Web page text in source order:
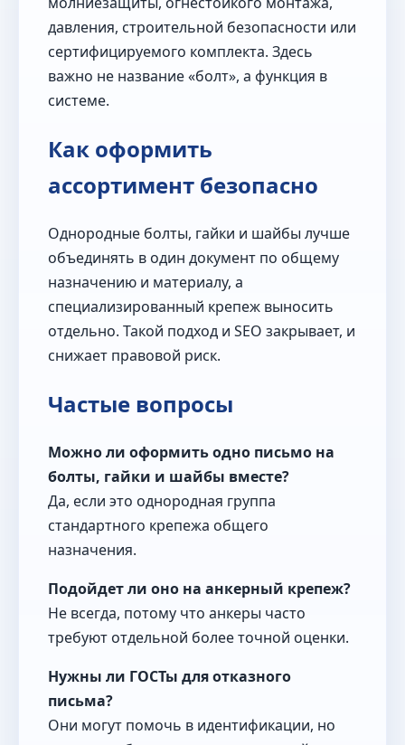
давления, строительной безопасности или
сертифицируемого комплекта. Здесь
важно не название «болт», а функция в
системе.
Как оформить
ассортимент безопасно
Однородные болты, гайки и шайбы лучше
объединять в один документ по общему
назначению и материалу, а
специализированный крепеж выносить
отдельно. Такой подход и SEO закрывает, и
снижает правовой риск.
Частые вопросы
Можно ли оформить одно письмо на
болты, гайки и шайбы вместе?
Да, если это однородная группа
стандартного крепежа общего
назначения.
Подойдет ли оно на анкерный крепеж?
Не всегда, потому что анкеры часто
требуют отдельной более точной оценки.
Нужны ли ГОСТы для отказного
письма?
Они могут помочь в идентификации, но